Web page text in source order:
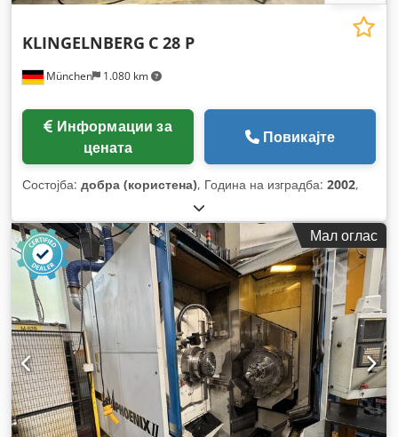
München 1.080 km
KLINGELNBERG C 28 P
цената
Повикајте
Состојба: добра (користена), Година на изградба: 2002,
Мал оглас